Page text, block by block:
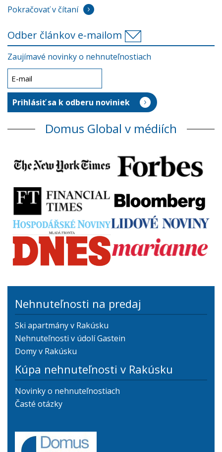
Pokračovať v čítaní
Odber článkov e-mailom
Zaujímavé novinky o nehnuteľnostiach
Domus Global v médiích
Nehnuteľnosti na predaj
Ski apartmány v Rakúsku
Nehnuteľnosti v údolí Gastein
Domy v Rakúsku
Kúpa nehnuteľnosti v Rakúsku
Novinky o nehnuteľnostiach
Časté otázky